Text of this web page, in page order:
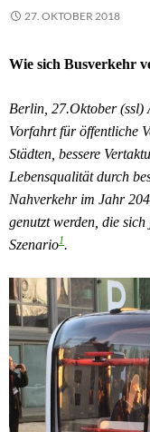
27. OKTOBER 2018
Wie sich Busverkehr
Berlin, 27.Oktober (ssl)
Vorfahrt für öffentliche
Städten, bessere
Lebensqualität durch
Nahverkehr im Jahr
genutzt werden, die
Szenario1.